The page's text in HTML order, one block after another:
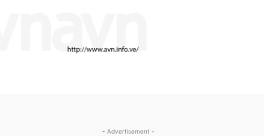
- Advertisement -